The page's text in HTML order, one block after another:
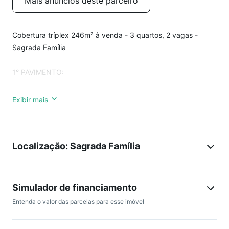
Cobertura tríplex 246m² à venda - 3 quartos, 2 vagas -
Sagrada Família
1° PAVIMENTO:
- Sala para dois ambientes com piso em granito, teto
rebaixado em gesso e iluminação planejada, proporcionando
armários e depurador, oferecendo funcionalidade e
- 01 Quarto transformado em sala, com piso em cerâmica e
armários planejados;
- Área de serviço.
Exibir mais
Localização: Sagrada Família
Simulador de financiamento
Entenda o valor das parcelas para esse imóvel